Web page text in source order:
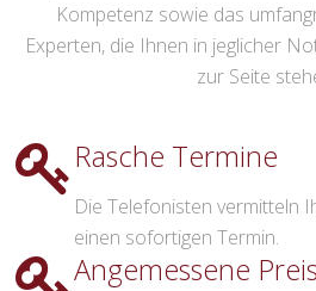
Kompetenz sowie das
Experten, die Ihnen in jeglicher
zur Seite
Rasche Termine
Die Telefonisten vermitteln
einen sofortigen Termin.
Angemessene